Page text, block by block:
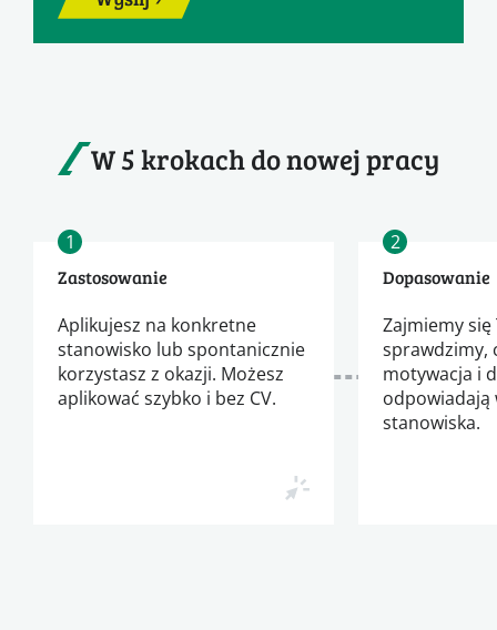
W 5 krokach do nowej pracy
1
Zastosowanie
Aplikujesz na konkretne
stanowisko lub spontanicznie
korzystasz z okazji. Możesz
aplikować szybko i bez CV.
2
Dopasowanie
Zajmiemy
sprawdzimy,
motywacja i
odpowiadają
stanowiska.